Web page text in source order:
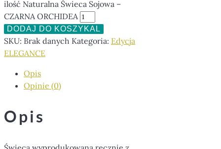
ilość Naturalna Świeca Sojowa –
CZARNA ORCHIDEA
DODAJ DO KOSZYKA
SKU: Brak danych Kategoria: Edycja
ELEGANCE
Opis
Opinie (0)
Opis